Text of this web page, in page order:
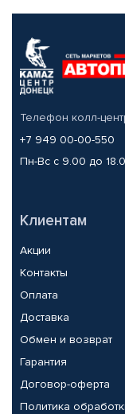
Телефон колл-
+7 949 00-00-550
Пн-Вс с 9.00 до
Клиентам
Акции
Контакты
Оплата
Доставка
Обмен и возврат
Гарантия
Договор-оферта
Политика